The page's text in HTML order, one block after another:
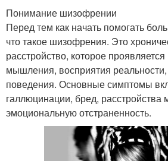
Понимание шизофрении
Перед тем как начать помогать
что такое шизофрения. Это
расстройство, которое
мышления, восприятия
поведения. Основные симптомы
галлюцинации, бред,
эмоциональную отстраненность.